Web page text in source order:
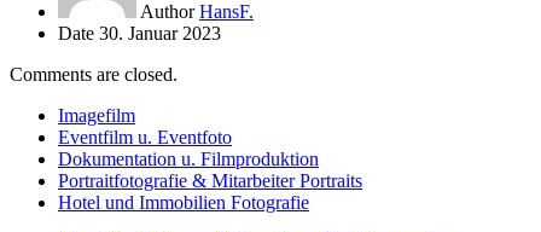
Author HansF.
Date 30. Januar 2023
Comments are closed.
Imagefilm
Eventfilm u. Eventfoto
Dokumentation u. Filmproduktion
Portraitfotografie & Mitarbeiter Portraits
Hotel und Immobilien Fotografie